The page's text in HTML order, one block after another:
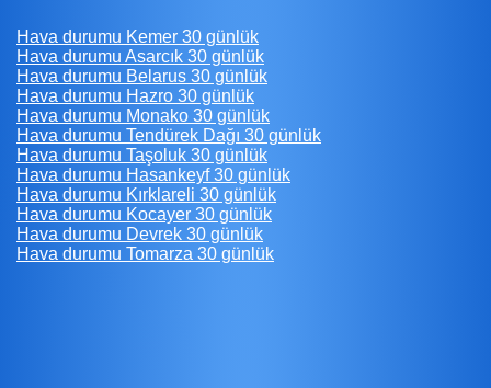
Hava durumu Kemer 30 günlük
Hava durumu Asarcık 30 günlük
Hava durumu Belarus 30 günlük
Hava durumu Hazro 30 günlük
Hava durumu Monako 30 günlük
Hava durumu Tendürek Dağı 30 günlük
Hava durumu Taşoluk 30 günlük
Hava durumu Hasankeyf 30 günlük
Hava durumu Kırklareli 30 günlük
Hava durumu Kocayer 30 günlük
Hava durumu Devrek 30 günlük
Hava durumu Tomarza 30 günlük